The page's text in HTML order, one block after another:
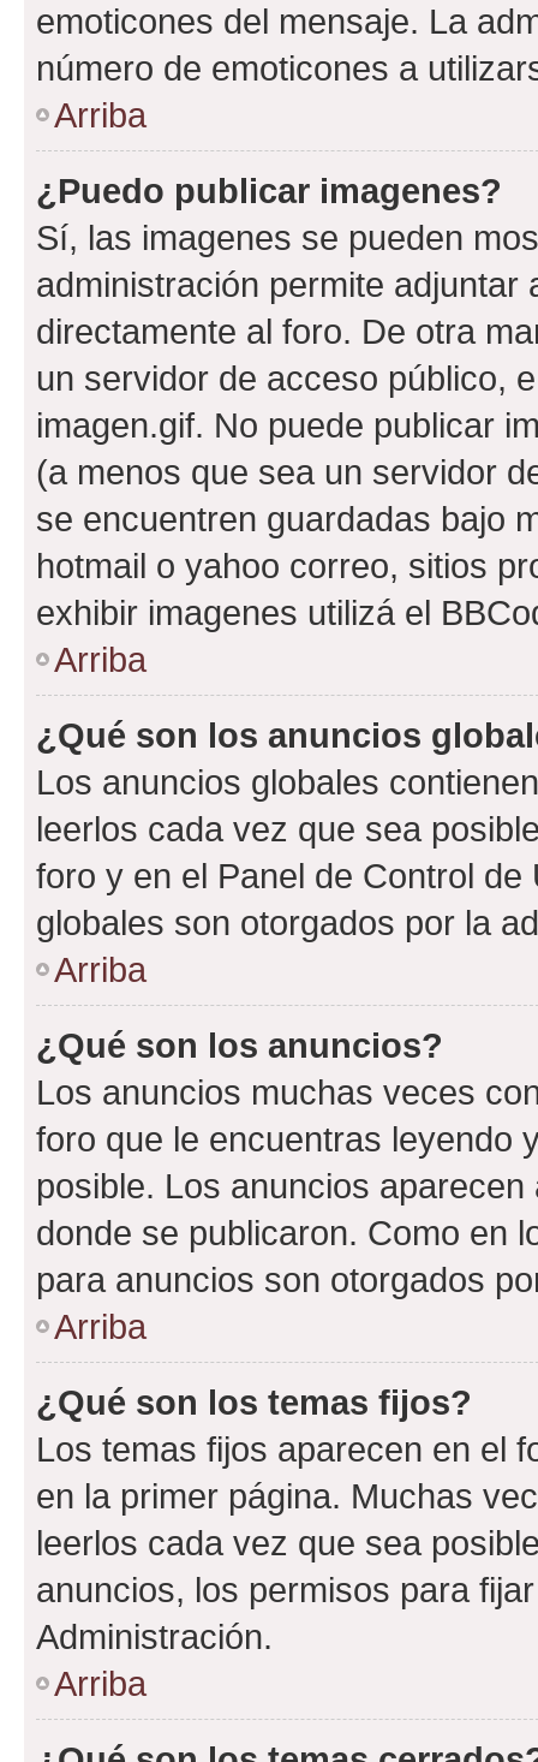
emoticones del mensaje. La
número de emoticones a
Arriba
¿Puedo publicar imagenes?
Sí, las imagenes se pueden
administración permite
directamente al foro. De otra
un servidor de acceso público,
imagen.gif. No puede publicar
(a menos que sea un servidor
se encuentren guardadas bajo
hotmail o yahoo correo, sitios
exhibir imagenes utilizá el
Arriba
¿Qué son los anuncios
Los anuncios globales
leerlos cada vez que sea
foro y en el Panel de Control
globales son otorgados por la
Arriba
¿Qué son los anuncios?
Los anuncios muchas veces
foro que le encuentras leyendo
posible. Los anuncios
donde se publicaron. Como en
para anuncios son otorgados
Arriba
¿Qué son los temas fijos?
Los temas fijos aparecen en el
en la primer página. Muchas
leerlos cada vez que sea
anuncios, los permisos para
Administración.
Arriba